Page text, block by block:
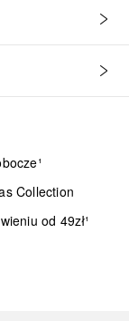
Collection
od 49zł¹